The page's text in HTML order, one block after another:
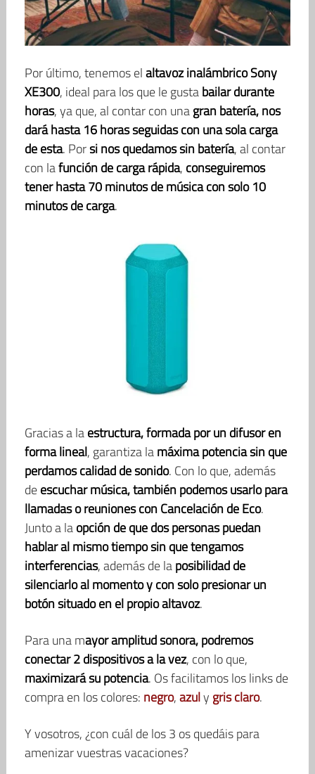
Por último, tenemos elaltavoz inalámbrico Sony
XE300, ideal para los que le gustabailar durante
horas, ya que, al contar con unagran batería, nos
dará hasta 16 horas seguidas con una sola carga
de esta. Porsi nos quedamos sin batería, al contar
con lafunción de carga rápida, conseguiremos
tener hasta 70 minutos de música con solo 10
minutos de carga.
Gracias a laestructura, formada por un difusor en
forma lineal, garantiza lamáxima potencia sin que
perdamos calidad de sonido. Con lo que, además
deescuchar música, también podemos usarlo para
llamadas o reuniones con Cancelación de Eco.
Junto a laopción de que dos personas puedan
hablar al mismo tiempo sin que tengamos
interferencias, además de laposibilidad de
silenciarlo al momento y con solo presionar un
botón situado en el propio altavoz.
Para una mayor amplitud sonora, podremos
conectar 2 dispositivos a la vez, con lo que,
maximizará su potencia. Os facilitamos los links de
compra en los colores: negro,azuly gris claro.
Y vosotros, ¿con cuál de los 3 os quedáis para
amenizar vuestras vacaciones?